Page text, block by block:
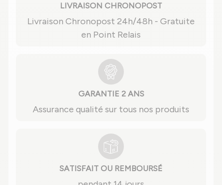
LIVRAISON CHRONOPOST
Livraison Chronopost 24h/48h - Gratuite
en Point Relais
GARANTIE 2 ANS
Assurance qualité sur tous nos produits
SATISFAIT OU REMBOURSÉ